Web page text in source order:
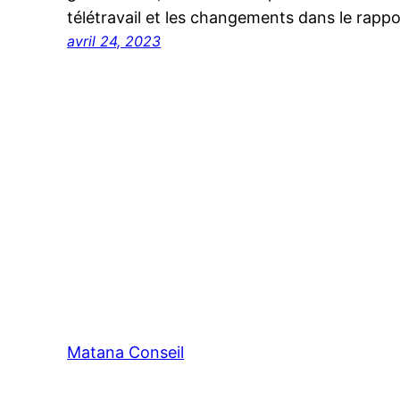
télétravail et les changements dans le
avril 24, 2023
Matana Conseil